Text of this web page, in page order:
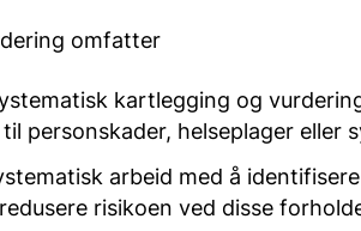
omfatter
kartlegging og
personskader, helseplager eller
arbeid med å
risikoen ved disse